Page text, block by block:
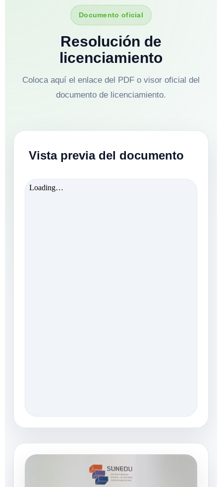
Documento oficial
Resolución de
licenciamiento
Coloca aquí el enlace del PDF o visor oficial del
documento de licenciamiento.
Vista previa del documento